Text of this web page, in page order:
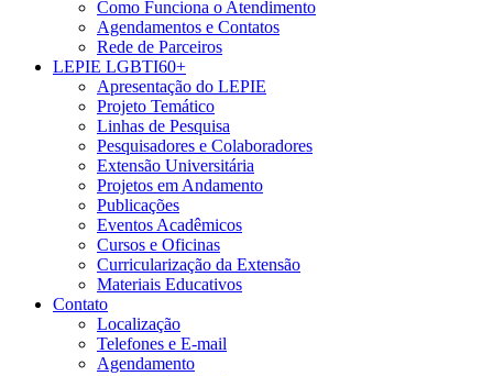
Como Funciona o Atendimento
Agendamentos e Contatos
Rede de Parceiros
LEPIE LGBTI60+
Apresentação do LEPIE
Projeto Temático
Linhas de Pesquisa
Pesquisadores e Colaboradores
Extensão Universitária
Projetos em Andamento
Publicações
Eventos Acadêmicos
Cursos e Oficinas
Curricularização da Extensão
Materiais Educativos
Contato
Localização
Telefones e E-mail
Agendamento